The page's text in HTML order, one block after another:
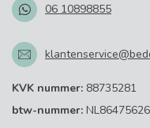
06 10898855
KVK nummer: 88735281
btw-nummer: